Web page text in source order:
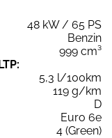
48 kW / 65 PS
Benzin
999 cm³
5,3 l/100km
119 g/km
D
Euro 6e
4 (Green)